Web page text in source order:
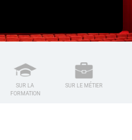
SUR LA
FORMATION
SUR LE MÉTIER